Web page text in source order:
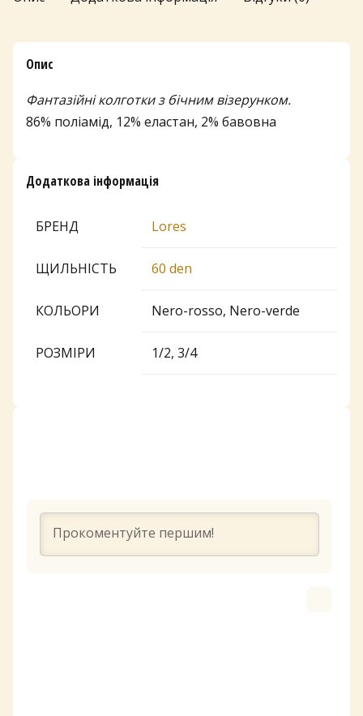
Опис
Фантазійні колготки з бічним візерунком.
86% поліамід, 12% еластан, 2% бавовна
Додаткова інформація
БРЕНД Lores
ЩИЛЬНІСТЬ 60 den
КОЛЬОРИ Nero-rosso, Nero-verde
РОЗМІРИ 1/2, 3/4